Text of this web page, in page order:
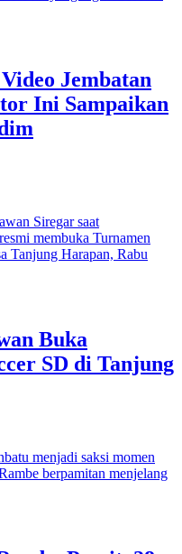
Jembatan
Ini Sampaikan
Buka
SD di Tanjung